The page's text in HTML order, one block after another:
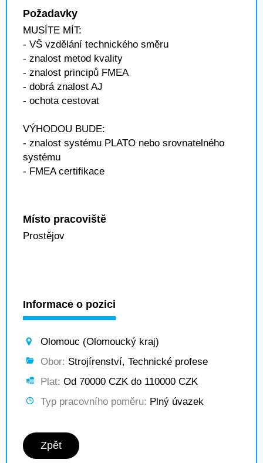
Požadavky
MUSÍTE MÍT:
- VŠ vzdělání technického směru
- znalost metod kvality
- znalost principů FMEA
- dobrá znalost AJ
- ochota cestovat
VÝHODOU BUDE:
- znalost systému PLATO nebo srovnatelného
systému
- FMEA certifikace
Místo pracoviště
Prostějov
Informace o pozici
Olomouc (Olomoucký kraj)
Obor: Strojírenství, Technické profese
Plat: Od 70000 CZK do 110000 CZK
Typ pracovního poměru: Plný úvazek
Zpět